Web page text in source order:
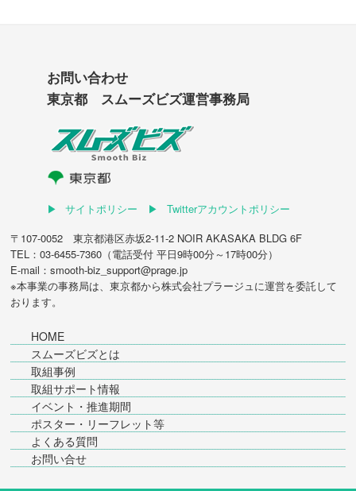
お問い合わせ
東京都 スムーズビズ運営事務局
サイトポリシー
Twitterアカウントポリシー
〒107-0052 東京都港区赤坂2-11-2 NOIR AKASAKA BLDG 6F
TEL：03-6455-7360（電話受付 平日9時00分～17時00分）
E-mail：smooth-biz_support@prage.jp
※本事業の事務局は、東京都から株式会社プラージュに運営を委託して
おります。
HOME
スムーズビズとは
取組事例
取組サポート情報
イベント・推進期間
ポスター・リーフレット等
よくある質問
お問い合せ